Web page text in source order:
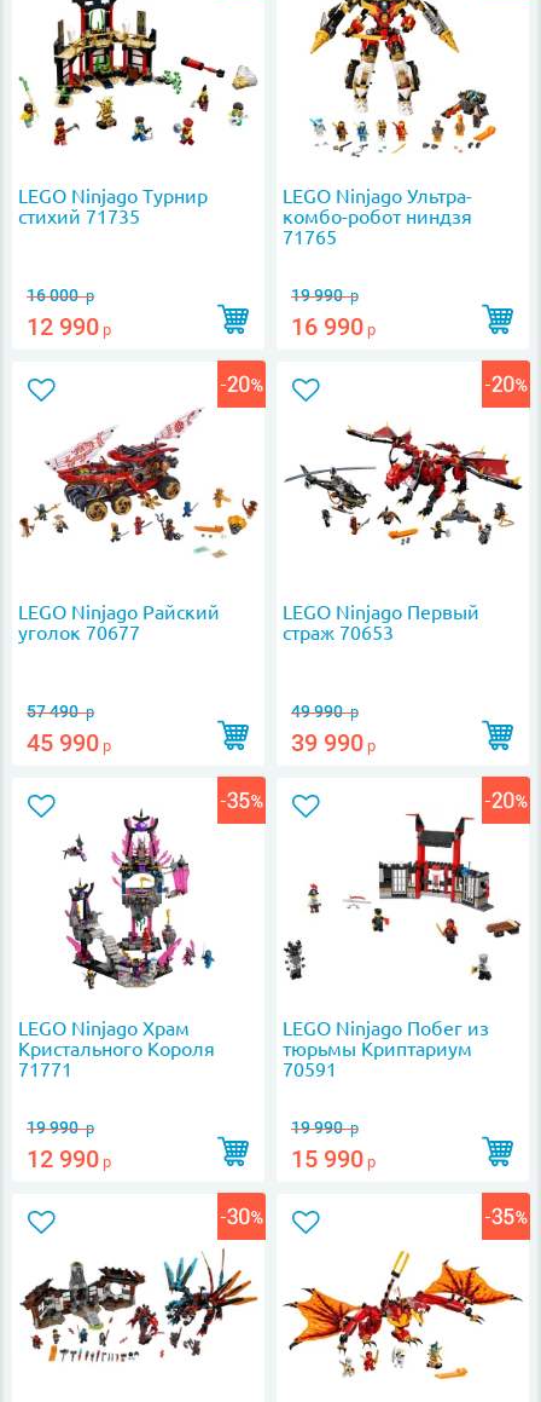
LEGO Ninjago Турнир
стихий 71735
16 000р
12 990 р
LEGO Ninjago Ультра-
комбо-робот ниндзя
71765
19 990р
16 990 р
LEGO Ninjago Райский
уголок 70677
57 490р
45 990 р
LEGO Ninjago Первый
страж 70653
49 990р
39 990 р
LEGO Ninjago Храм
Кристального Короля
71771
19 990р
12 990 р
LEGO Ninjago Побег из
тюрьмы Криптариум
70591
19 990р
15 990 р